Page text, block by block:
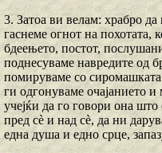
3. Затоа ви велам: храбро
гаснеме огнот на похотата,
бдеењето, постот,
поднесуваме навредите од
помируваме со сиромашката
ги одгонуваме очајанието
учејќи да го говори она
пред сѐ и над сѐ, да ни
една душа и едно срце,